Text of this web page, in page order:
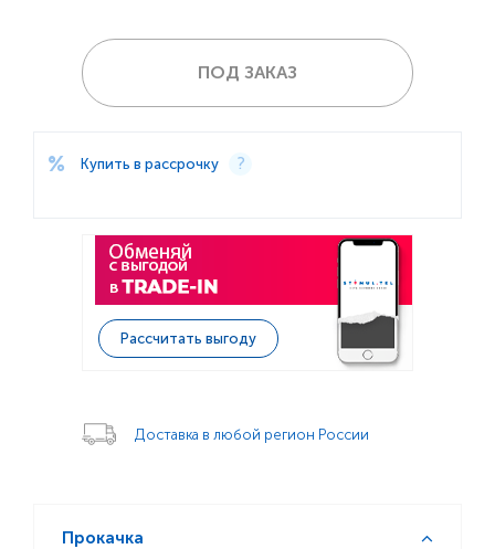
ПОД ЗАКАЗ
Купить в рассрочку
Рассчитать выгоду
Доставка в любой регион России
Прокачка